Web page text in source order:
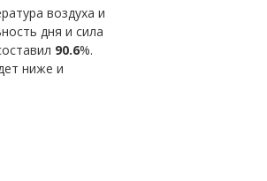
воздуха и
дня и сила
90.6%.
ниже и